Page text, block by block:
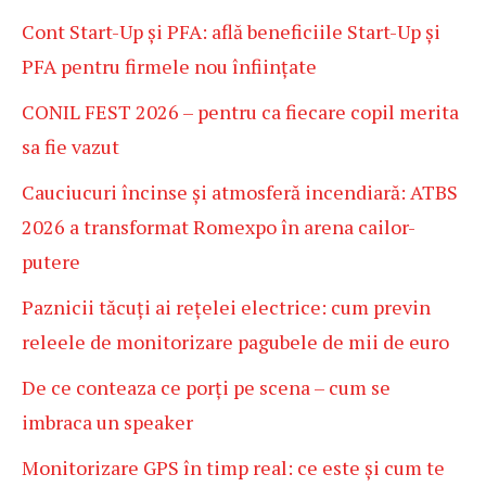
Cont Start-Up și PFA: află beneficiile Start-Up și
PFA pentru firmele nou înființate
CONIL FEST 2026 – pentru ca fiecare copil merita
sa fie vazut
Cauciucuri încinse și atmosferă incendiară: ATBS
2026 a transformat Romexpo în arena cailor-
putere
Paznicii tăcuți ai rețelei electrice: cum previn
releele de monitorizare pagubele de mii de euro
De ce conteaza ce porți pe scena – cum se
imbraca un speaker
Monitorizare GPS în timp real: ce este și cum te